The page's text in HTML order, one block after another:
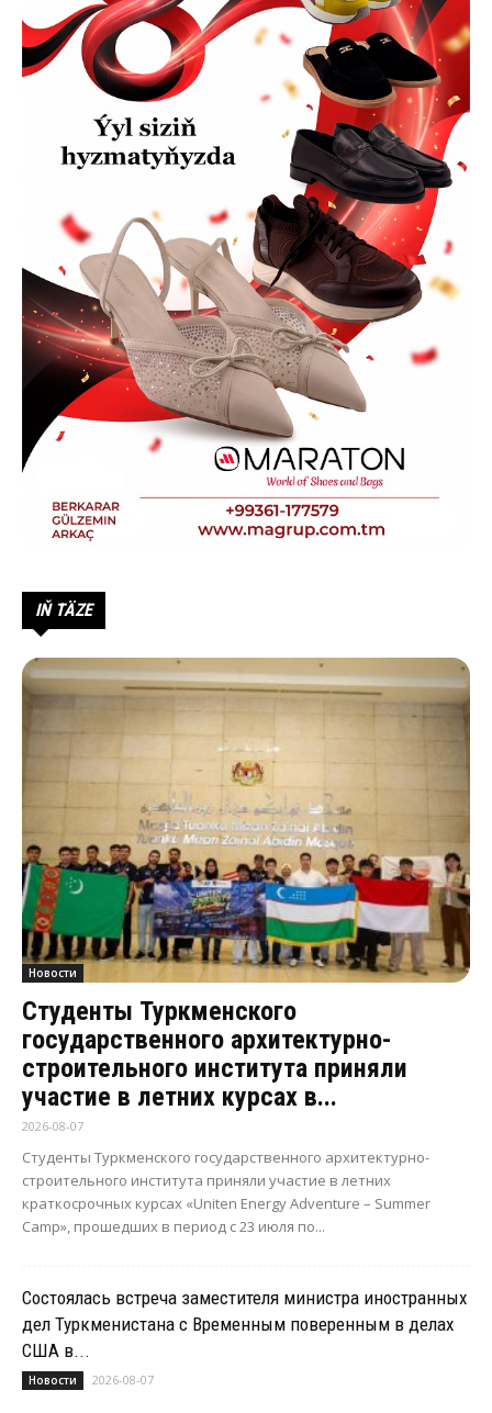
IŇ TÄZE
Новости
Студенты Туркменского
государственного архитектурно-
строительного института приняли
участие в летних курсах в...
2026-08-07
Студенты Туркменского государственного архитектурно-
строительного института приняли участие в летних
краткосрочных курсах «Uniten Energy Adventure – Summer
Camp», прошедших в период с 23 июля по...
Состоялась встреча заместителя министра иностранных
дел Туркменистана с Временным поверенным в делах
США в...
Новости 2026-08-07